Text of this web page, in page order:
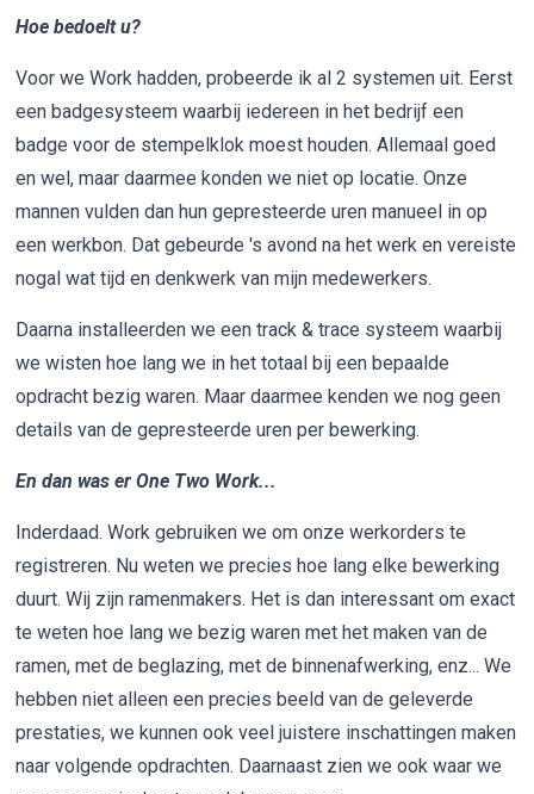
Hoe bedoelt u?
Voor we Work hadden, probeerde ik al 2 systemen uit. Eerst
een badgesysteem waarbij iedereen in het bedrijf een
badge voor de stempelklok moest houden. Allemaal goed
en wel, maar daarmee konden we niet op locatie. Onze
mannen vulden dan hun gepresteerde uren manueel in op
een werkbon. Dat gebeurde 's avond na het werk en vereiste
nogal wat tijd en denkwerk van mijn medewerkers.
Daarna installeerden we een track & trace systeem waarbij
we wisten hoe lang we in het totaal bij een bepaalde
opdracht bezig waren. Maar daarmee kenden we nog geen
details van de gepresteerde uren per bewerking.
En dan was er One Two Work...
Inderdaad. Work gebruiken we om onze werkorders te
registreren. Nu weten we precies hoe lang elke bewerking
duurt. Wij zijn ramenmakers. Het is dan interessant om exact
te weten hoe lang we bezig waren met het maken van de
ramen, met de beglazing, met de binnenafwerking, enz... We
hebben niet alleen een precies beeld van de geleverde
prestaties, we kunnen ook veel juistere inschattingen maken
naar volgende opdrachten. Daarnaast zien we ook waar we